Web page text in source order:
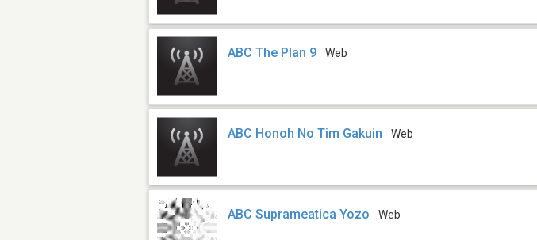
ABC The Plan 9 Web
ABC Honoh No Tim Gakuin Web
ABC Suprameatica Yozo Web